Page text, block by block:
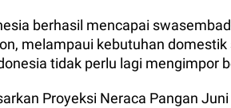
berhasil mencapai
melampaui kebutuhan
tidak perlu lagi mengimpor
Proyeksi Neraca Pangan